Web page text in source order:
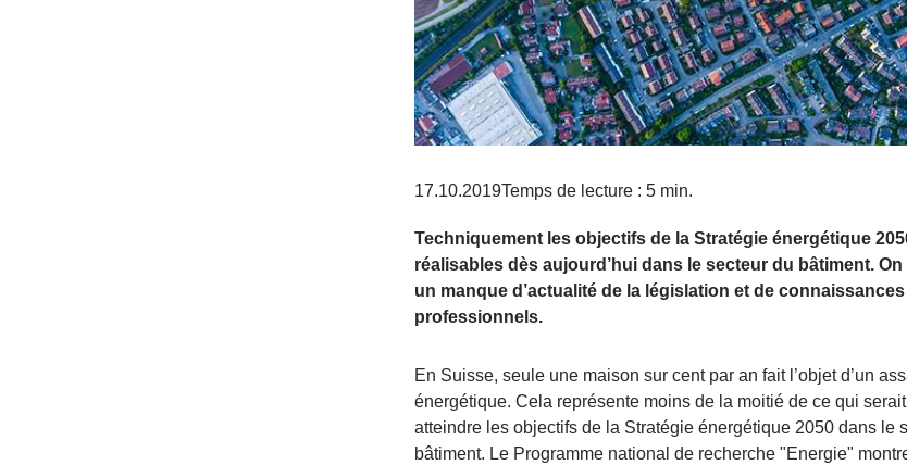
17.10.2019Temps de lecture : 5 min.
Techniquement les objectifs de la Stratégie énergétique
réalisables dès aujourd’hui dans le secteur du bâtiment.
un manque d’actualité de la législation et de
professionnels.
​En Suisse, seule une maison sur cent par an fait l’objet d’un
énergétique. Cela représente moins de la moitié de ce qui
atteindre les objectifs de la Stratégie énergétique 2050 dans le
bâtiment. Le Programme national de recherche "Energie"